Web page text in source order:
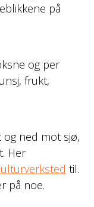
på
og per
frukt,
og ned mot sjø,
Her
til.
på noe.